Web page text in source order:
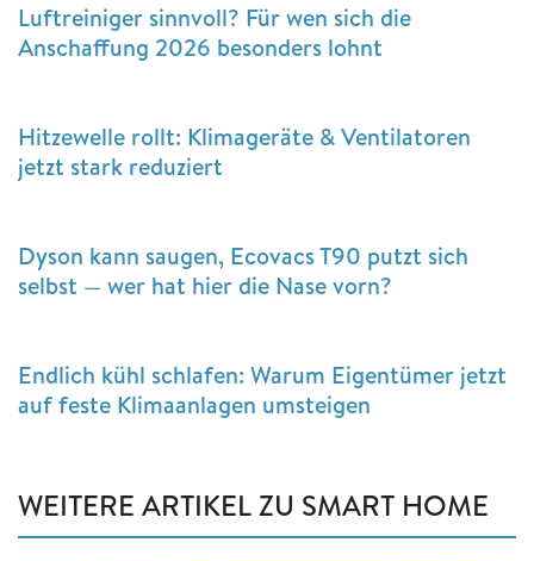
Luftreiniger sinnvoll? Für wen sich die
Anschaffung 2026 besonders lohnt
Hitzewelle rollt: Klimageräte & Ventilatoren
jetzt stark reduziert
Dyson kann saugen, Ecovacs T90 putzt sich
selbst — wer hat hier die Nase vorn?
Endlich kühl schlafen: Warum Eigentümer jetzt
auf feste Klimaanlagen umsteigen
WEITERE ARTIKEL ZU SMART HOME